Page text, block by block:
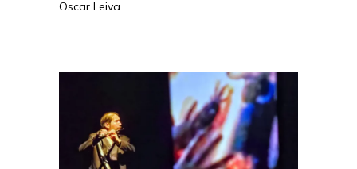
Oscar Leiva.